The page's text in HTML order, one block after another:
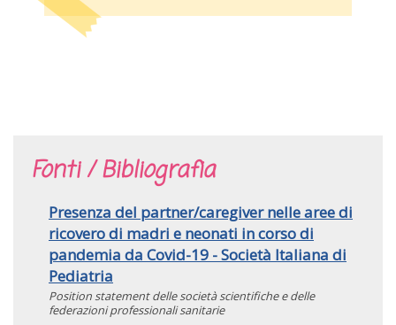
Fonti / Bibliografia
Presenza del partner/caregiver nelle aree di
ricovero di madri e neonati in corso di
pandemia da Covid-19 - Società Italiana di
Pediatria
Position statement delle società scientifiche e delle
federazioni professionali sanitarie